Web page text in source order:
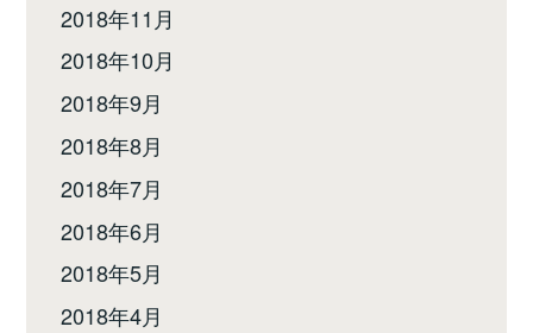
2018年11月
2018年10月
2018年9月
2018年8月
2018年7月
2018年6月
2018年5月
2018年4月